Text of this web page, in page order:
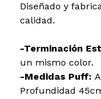
Diseñado y
calidad.
-Terminación
un mismo color.
-Medidas Puff:
Profundidad